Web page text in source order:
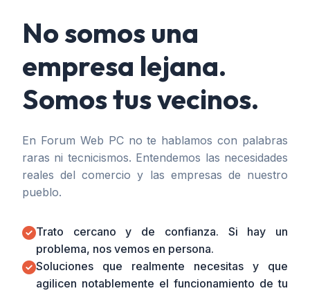
No somos una
empresa lejana.
Somos tus vecinos.
En Forum Web PC no te hablamos con palabras
raras ni tecnicismos. Entendemos las necesidades
reales del comercio y las empresas de nuestro
pueblo.
Trato cercano y de confianza. Si hay un
problema, nos vemos en persona.
Soluciones que realmente necesitas y que
agilicen notablemente el funcionamiento de tu